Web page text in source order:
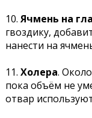
10. Ячмень на
гвоздику,
нанести на
11. Холера.
пока объём не
отвар